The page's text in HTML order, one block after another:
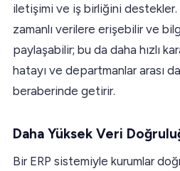
iletişimi ve iş birliğini destekler.
zamanlı verilere erişebilir ve
paylaşabilir; bu da daha hızlı
hatayı ve departmanlar arası
beraberinde getirir.
Daha Yüksek Veri
Bir ERP sistemiyle kurumlar